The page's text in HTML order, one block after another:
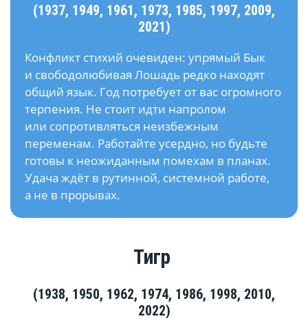
(1937, 1949, 1961, 1973, 1985, 1997, 2009,
2021)
Конфликт стихий очевиден: упрямый Бык
и свободолюбивая Лошадь редко находят
общий язык. Год потребует от вас огромного
терпения. Не стоит идти напролом
или сопротивляться неизбежным
переменам. Работайте усердно, но будьте
готовы к неожиданным помехам в планах.
Удача ждёт в рутинной, системной работе,
а не в прорывах.
Тигр
(1938, 1950, 1962, 1974, 1986, 1998, 2010,
2022)